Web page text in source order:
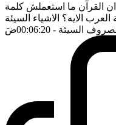
القرآن ما استعملش كلمة
الايه؟ الاشياء السيئة
السيئة - 00:06:20 ضَ